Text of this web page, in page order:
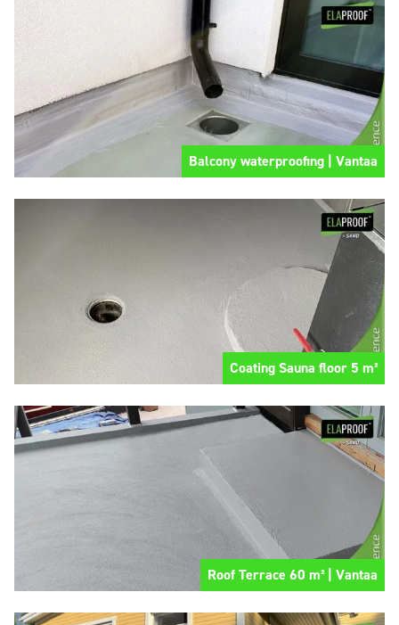
Balcony waterproofing | Vantaa
Coating Sauna floor 5 m²
Roof Terrace 60 m² | Vantaa